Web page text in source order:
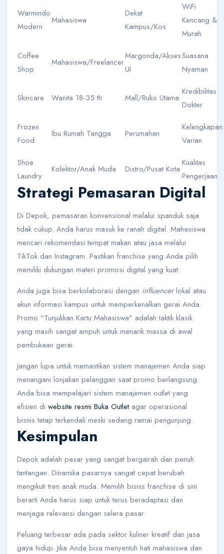
Warmindo
Modern
Mahasiswa
Dekat
Kampus/Kos
WiFi
Kencang &
Murah
Coffee
Shop
Mahasiswa/Freelancer
Margonda/Akses
UI
Suasana
Nyaman
Skincare Wanita 18-35 th Mall/Ruko Utama
Kredibilitas
Dokter
Frozen
Food
Ibu Rumah Tangga Perumahan
Kelengkapan
Varian
Shoe
Laundry
Kolektor/Anak Muda Distro/Pusat Kota
Kualitas
Pengerjaan
Strategi Pemasaran Digital
Di Depok, pemasaran konvensional melalui spanduk saja
tidak cukup. Anda harus masuk ke ranah digital. Mahasiswa
mencari rekomendasi tempat makan atau jasa melalui
TikTok dan Instagram. Pastikan franchise yang Anda pilih
memiliki dukungan materi promosi digital yang kuat.
Anda juga bisa berkolaborasi dengan influencerlokal atau
akun informasi kampus untuk memperkenalkan gerai Anda.
Promo "Tunjukkan Kartu Mahasiswa" adalah taktik klasik
yang masih sangat ampuh untuk menarik massa di awal
pembukaan gerai.
Jangan lupa untuk memastikan sistem manajemen Anda siap
menangani lonjakan pelanggan saat promo berlangsung.
Anda bisa mempelajari sistem manajemen outlet yang
efisien di website resmi Buka Outletagar operasional
bisnis tetap terkendali meski sedang ramai pengunjung.
Kesimpulan
Depok adalah pasar yang sangat bergairah dan penuh
tantangan. Dinamika pasarnya sangat cepat berubah
mengikuti tren anak muda. Memilih bisnis franchise di sini
berarti Anda harus siap untuk terus beradaptasi dan
menjaga relevansi dengan selera pasar.
Peluang terbesar ada pada sektor kuliner kreatif dan jasa
gaya hidup. Jika Anda bisa menyentuh hati mahasiswa dan